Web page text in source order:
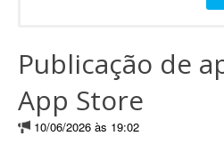
Publicação de
App Store
10/06/2026 às 19:02